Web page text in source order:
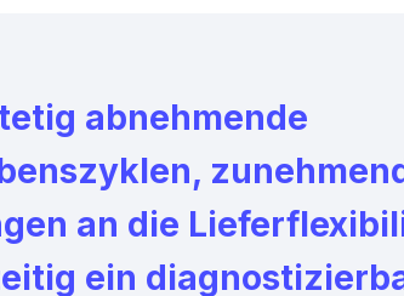
abnehmende
an die
ein